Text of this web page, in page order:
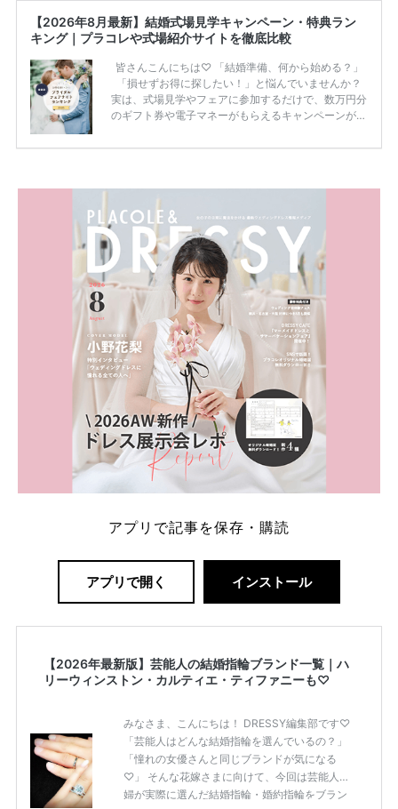
【2026年8月最新】結婚式場見学キャンペーン・特典ラン
キング｜プラコレや式場紹介サイトを徹底比較
皆さんこんにちは♡ 「結婚準備、何から始める？」
「損せずお得に探したい！」と悩んでいませんか？
実は、式場見学やフェアに参加するだけで、数万円分
のギフト券や電子マネーがもらえるキャンペーンがあ
ため、比較せずに選ぶと損をしてしまうことも……。
内容：特典金額・条件・応募方法・注意点 「どこが
一番お得？」「プラコレの特典は？」といった疑問も
解決します。 まずは診断で候補を絞れる「ウェディ
ング診断」か、体験型 […]
続きを読む
アプリで記事を保存・購読
アプリで開く インストール
【2026年最新版】芸能人の結婚指輪ブランド一覧｜ハ
リーウィンストン・カルティエ・ティファニーも♡
みなさま、こんにちは！ DRESSY編集部です♡
「芸能人はどんな結婚指輪を選んでいるの？」
「憧れの女優さんと同じブランドが気になる
♡」 そんな花嫁さまに向けて、今回は芸能人夫
婦が実際に選んだ結婚指輪・婚約指輪をブラン